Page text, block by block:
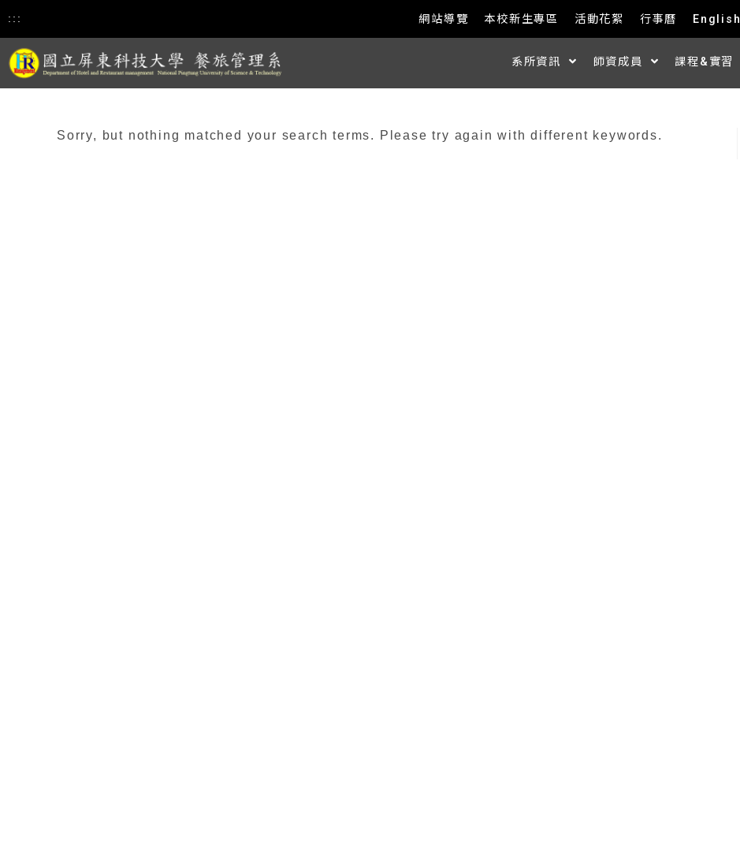
::: 網站導覽 本校新生專區 活動花絮 行事曆 English
系所資訊 師資成員 課程&實習
Sorry, but nothing matched your search terms. Please try again with different keywords.